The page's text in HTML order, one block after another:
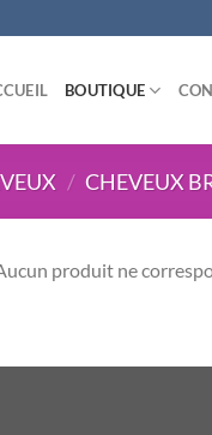
BOUTIQUE
/ CHEVEUX
produit ne